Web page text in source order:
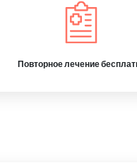
Повторное лечение